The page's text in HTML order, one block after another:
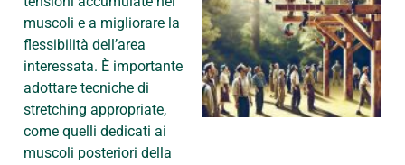
muscoli e a migliorare la
flessibilità dell’area
interessata. È importante
adottare tecniche di
stretching appropriate,
come quelli dedicati ai
muscoli posteriori della